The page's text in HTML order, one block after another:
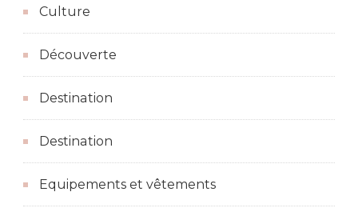
Culture
Découverte
Destination
Destination
Equipements et vêtements